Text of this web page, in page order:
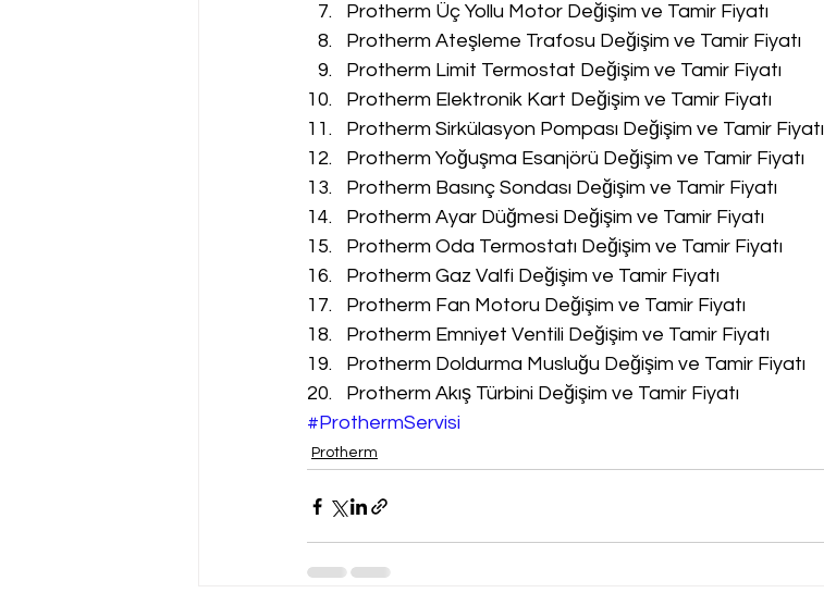
Protherm Üç Yollu Motor Değişim ve Tamir Fiyatı
Protherm Ateşleme Trafosu Değişim ve Tamir Fiyatı
Protherm Limit Termostat Değişim ve Tamir Fiyatı
Protherm Elektronik Kart Değişim ve Tamir Fiyatı
Protherm Sirkülasyon Pompası Değişim ve Tamir Fiyatı
Protherm Yoğuşma Esanjörü Değişim ve Tamir Fiyatı
Protherm Basınç Sondası Değişim ve Tamir Fiyatı
Protherm Ayar Düğmesi Değişim ve Tamir Fiyatı
Protherm Oda Termostatı Değişim ve Tamir Fiyatı
Protherm Gaz Valfi Değişim ve Tamir Fiyatı
Protherm Fan Motoru Değişim ve Tamir Fiyatı
Protherm Emniyet Ventili Değişim ve Tamir Fiyatı
Protherm Doldurma Musluğu Değişim ve Tamir Fiyatı
Protherm Akış Türbini Değişim ve Tamir Fiyatı
#ProthermServisi
Protherm